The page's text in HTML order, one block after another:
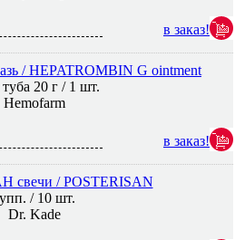
в заказ!
/ HEPATROMBIN G ointment
туба 20 г / 1 шт.
Hemofarm
в заказ!
/ POSTERISAN
/ 10 шт.
Dr. Kade